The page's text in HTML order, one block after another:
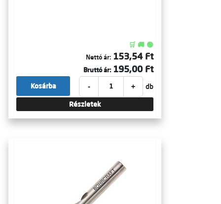
🛒 🚚 🟢
Nettó ár: 153,54 Ft
Bruttó ár: 195,00 Ft
- + db
Kosárba
Részletek